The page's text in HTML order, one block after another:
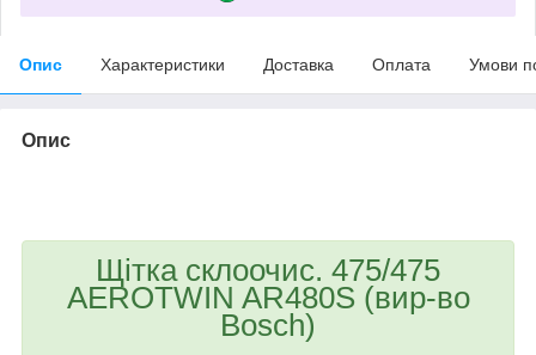
Опис Характеристики Доставка Оплата Умови
Опис
Щітка склоочис. 475/475
AEROTWIN AR480S (вир-во
Bosch)